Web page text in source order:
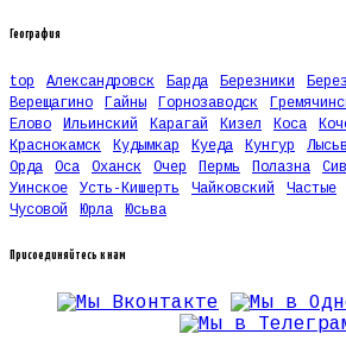
География
top Александровск Барда Березники
Верещагино
Гайны Горнозаводск
Елово
Ильинский Карагай Кизел Коса
Краснокамск
Кудымкар Куеда Кунгур
Орда
Оса Оханск Очер Пермь Полазна
Уинское
Усть-Кишерть Чайковский Частые
Чусовой
Юрла Юсьва
Присоединяйтесь к нам